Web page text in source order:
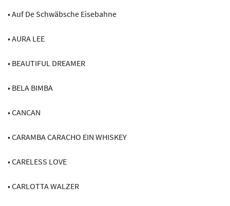
• Auf De Schwäbsche Eisebahne
• AURA LEE
• BEAUTIFUL DREAMER
• BELA BIMBA
• CANCAN
• CARAMBA CARACHO EIN WHISKEY
• CARELESS LOVE
• CARLOTTA WALZER